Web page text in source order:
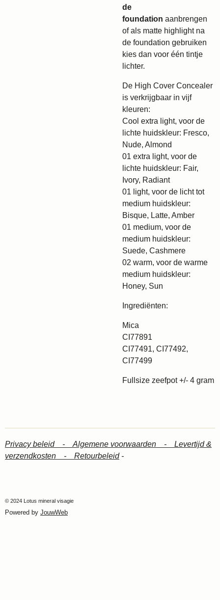
de
foundation aanbrengen
of als matte highlight na
de foundation gebruiken
kies dan voor één tintje
lichter.
De High Cover Concealer
is verkrijgbaar in vijf
kleuren:
Cool extra light, voor de
lichte huidskleur: Fresco,
Nude, Almond
01 extra light, voor de
lichte huidskleur: Fair,
Ivory, Radiant
01 light, voor de licht tot
medium huidskleur:
Bisque, Latte, Amber
01 medium, voor de
medium huidskleur:
Suede, Cashmere
02 warm, voor de warme
medium huidskleur:
Honey, Sun
Ingrediënten:
Mica
CI77891
CI77491, CI77492,
CI77499
Fullsize zeefpot +/- 4 gram
Privacy beleid - Algemene voorwaarden - Levertijd &
verzendkosten - Retourbeleid-
© 2024 Lotus mineral visagie
Powered by JouwWeb